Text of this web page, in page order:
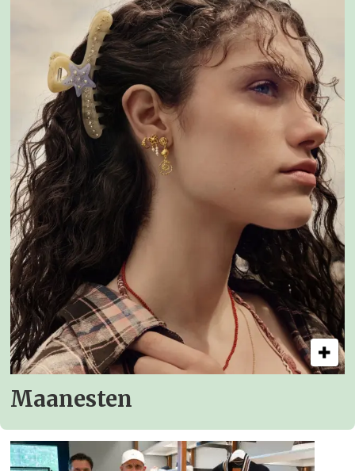
Maanesten